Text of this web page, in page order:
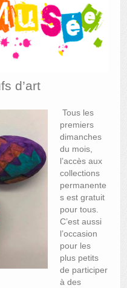
d’art
Tous les
premiers
dimanches
du mois,
l’accès aux
collections
permanente
s est gratuit
pour tous.
C’est aussi
l’occasion
pour les
plus petits
de participer
à des